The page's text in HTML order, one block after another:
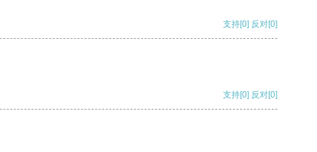
支持[0] 反对[0]
支持[0] 反对[0]